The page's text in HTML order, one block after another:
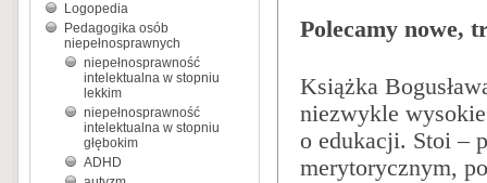
Logopedia
Pedagogika osób
niepełnosprawnych
niepełnosprawność
intelektualna w stopniu
lekkim
niepełnosprawność
intelektualna w stopniu
głębokim
ADHD
Polecamy nowe,
Książka
niezwykle
o edukacji. Stoi –
merytorycznym,